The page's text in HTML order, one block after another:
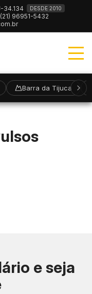
34.134 DESDE 2010
(21) 96951-5432
Barra da Tijuca
e seja